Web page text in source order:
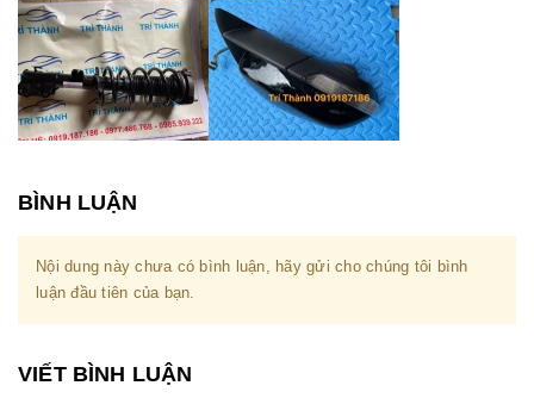
BÌNH LUẬN
Nội dung này chưa có bình luận, hãy gửi cho chúng tôi bình
luận đầu tiên của bạn.
VIẾT BÌNH LUẬN